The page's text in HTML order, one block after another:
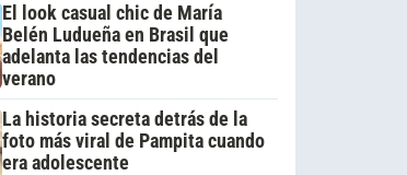
El look casual chic de María
Belén Ludueña en Brasil que
adelanta las tendencias del
verano
La historia secreta detrás de la
foto más viral de Pampita cuando
era adolescente